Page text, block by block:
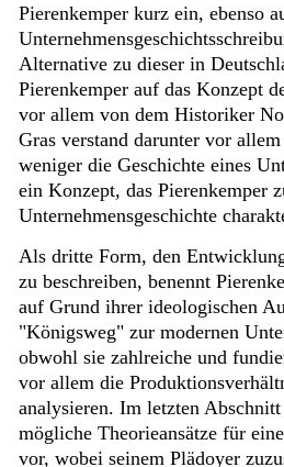
Pierenkemper kurz ein, ebenso
Alternative zu dieser in
Pierenkemper auf das Konzept
vor allem von dem Historiker
Gras verstand darunter vor
weniger die Geschichte eines
ein Konzept, das Pierenkemper
Unternehmensgeschichte
Als dritte Form, den
zu beschreiben, benennt
auf Grund ihrer ideologischen
"Königsweg" zur modernen
obwohl sie zahlreiche und
vor allem die
analysieren. Im letzten
mögliche Theorieansätze für
vor, wobei seinem Plädoyer